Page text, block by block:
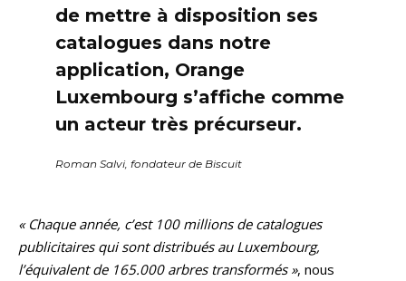
de mettre à disposition ses
catalogues dans notre
application, Orange
Luxembourg s’affiche comme
un acteur très précurseur.
Roman Salvi, fondateur de Biscuit
« Chaque année, c’est 100 millions de catalogues
publicitaires qui sont distribués au Luxembourg,
l’équivalent de 165.000 arbres transformés », nous